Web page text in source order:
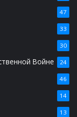
47
33
30
Войне 24
46
14
13